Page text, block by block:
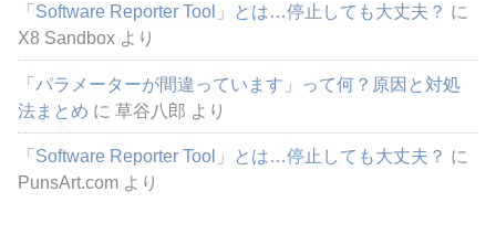
「Software Reporter Tool」とは…停止しても大丈夫？ に
X8 Sandbox より
「パラメーターが間違っています」って何？原因と対処
法まとめ に草谷八郎 より
「Software Reporter Tool」とは…停止しても大丈夫？ に
PunsArt.com より